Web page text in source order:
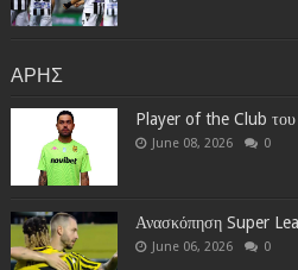
ΑΡΗΣ
Player of the Club του
June 08, 2026 0
Ανασκόπηση Super
June 06, 2026 0